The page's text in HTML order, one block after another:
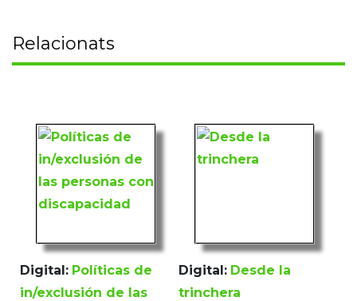
Relacionats
Digital: Políticas de
in/exclusión de las
Digital: Desde la
trinchera